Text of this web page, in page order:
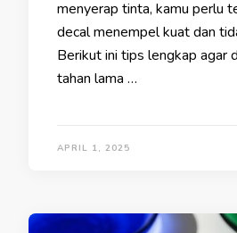
menyerap tinta, kamu perlu
decal menempel kuat dan
Berikut ini tips lengkap agar
tahan lama …
APRIL 1, 2025